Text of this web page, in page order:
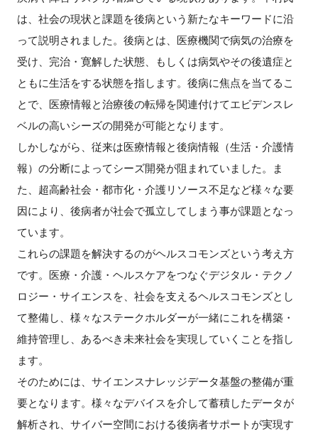
は、社会の現状と課題を後病という新たなキーワードに沿
って説明されました。後病とは、医療機関で病気の治療を
受け、完治・寛解した状態、もしくは病気やその後遺症と
ともに生活をする状態を指します。後病に焦点を当てるこ
とで、医療情報と治療後の転帰を関連付けてエビデンスレ
ベルの高いシーズの開発が可能となります。
しかしながら、従来は医療情報と後病情報（生活・介護情
報）の分断によってシーズ開発が阻まれていました。ま
た、超高齢社会・都市化・介護リソース不足など様々な要
因により、後病者が社会で孤立してしまう事が課題となっ
ています。
これらの課題を解決するのがヘルスコモンズという考え方
です。医療・介護・ヘルスケアをつなぐデジタル・テクノ
ロジー・サイエンスを、社会を支えるヘルスコモンズとし
て整備し、様々なステークホルダーが一緒にこれを構築・
維持管理し、あるべき未来社会を実現していくことを指し
ます。
そのためには、サイエンスナレッジデータ基盤の整備が重
要となります。様々なデバイスを介して蓄積したデータが
解析され、サイバー空間における後病者サポートが実現す